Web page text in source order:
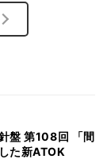
盤 第108回 「間
た新ATOK